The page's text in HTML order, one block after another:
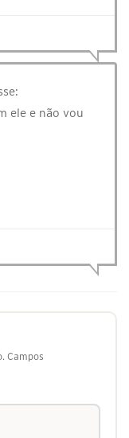
ele e não vou
Campos